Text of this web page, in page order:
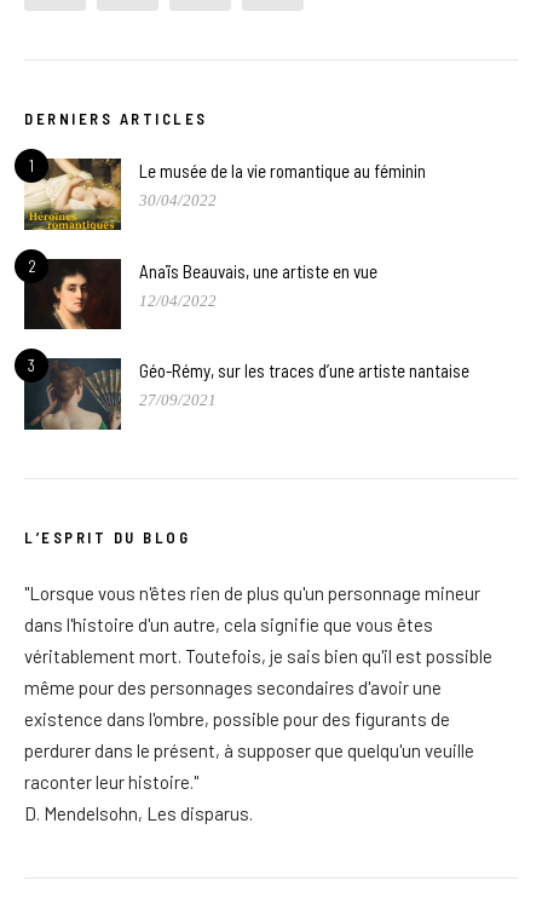
DERNIERS ARTICLES
1 Le musée de la vie romantique au féminin
30/04/2022
2 Anaïs Beauvais, une artiste en vue
12/04/2022
3 Géo-Rémy, sur les traces d’une artiste nantaise
27/09/2021
L’ESPRIT DU BLOG
"Lorsque vous n'êtes rien de plus qu'un personnage mineur
dans l'histoire d'un autre, cela signifie que vous êtes
véritablement mort. Toutefois, je sais bien qu'il est possible
même pour des personnages secondaires d'avoir une
existence dans l'ombre, possible pour des figurants de
perdurer dans le présent, à supposer que quelqu'un veuille
raconter leur histoire."
D. Mendelsohn, Les disparus.